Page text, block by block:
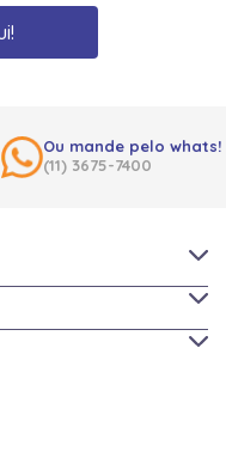
Ou mande pelo whats!
(11) 3675-7400